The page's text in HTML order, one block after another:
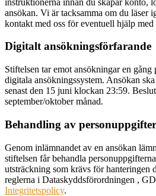
ansökan. Vi är tacksamma om du läser
kontakt med oss för eventuell hjälp
Digitalt ansökningsförfarande
Stiftelsen tar emot ansökningar en
digitala ansökningssystem. Ansökan
senast den 15 juni klockan 23:59.
september/oktober månad.
Behandling av personuppgifter
Genom inlämnandet av en ansökan
stiftelsen får behandla
utsträckning som krävs för hanteringen
reglerna i Dataskyddsförordningen ,
Integritetspolicy.